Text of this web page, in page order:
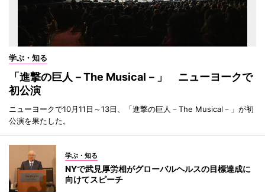
学ぶ・知る
「進撃の巨人－The Musical－」 ニューヨークで
初公演
ニューヨークで10月11日～13日、「進撃の巨人－The Musical－」が初
公演を果たした。
学ぶ・知る
NYで武見厚労相がグローバルヘルスの目標達成に
向けてスピーチ